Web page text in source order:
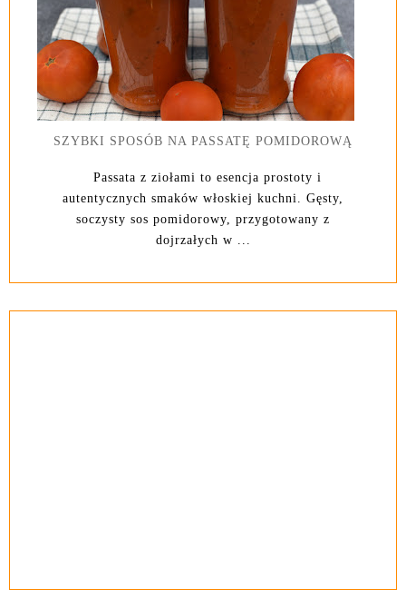
SZYBKI SPOSÓB NA PASSATĘ POMIDOROWĄ
Passata z ziołami to esencja prostoty i
autentycznych smaków włoskiej kuchni. Gęsty,
soczysty sos pomidorowy, przygotowany z
dojrzałych w ...